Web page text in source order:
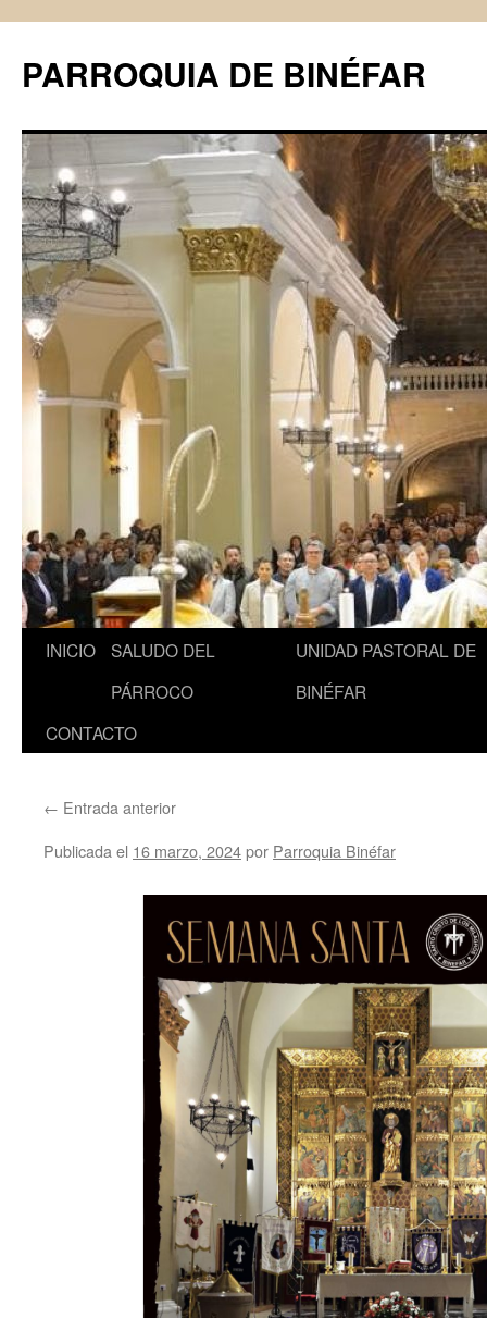
PARROQUIA DE BINÉFAR
Saltar
contenido
INICIO
SALUDO DEL
PÁRROCO
UNIDAD PASTORAL DE
BINÉFAR
CONTACTO
← Entrada anterior
Publicada el 16 marzo, 2024por Parroquia Binéfar